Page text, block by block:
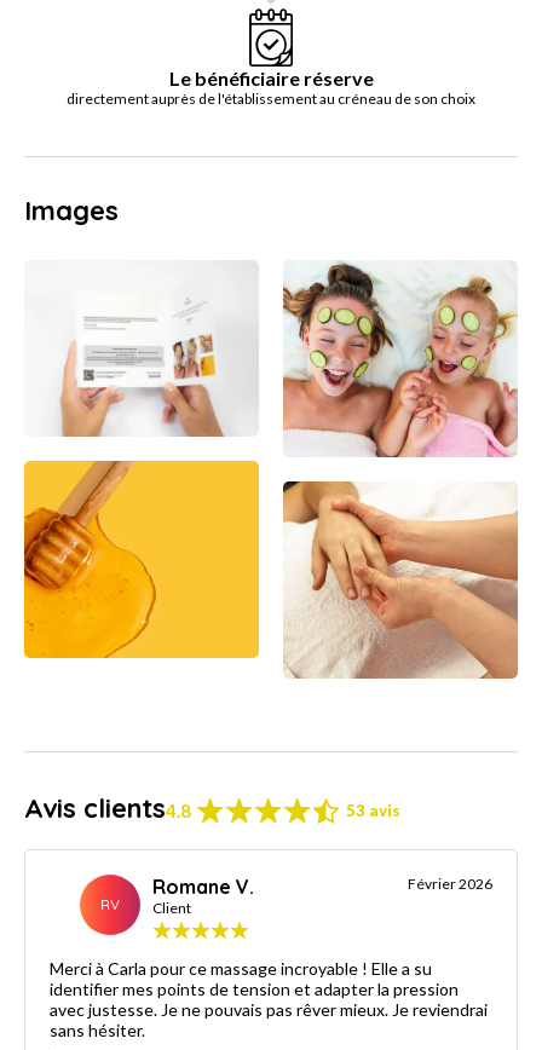
Le bénéficiaire réserve
directement auprès de l'établissement au créneau de son choix
Images
Avis clients4.8 53 avis
RV
Romane V.
Client
Février 2026
Merci à Carla pour ce massage incroyable ! Elle a su
identifier mes points de tension et adapter la pression
avec justesse. Je ne pouvais pas rêver mieux. Je reviendrai
sans hésiter.